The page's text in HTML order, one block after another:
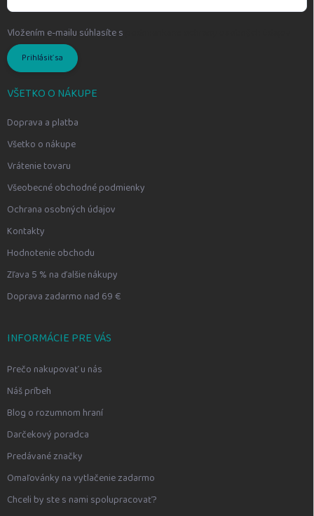
Vložením e-mailu súhlasíte s
Prihlásiť sa
VŠETKO O NÁKUPE
Doprava a platba
Všetko o nákupe
Vrátenie tovaru
Všeobecné obchodné podmienky
Ochrana osobných údajov
Kontakty
Hodnotenie obchodu
Zľava 5 % na ďalšie nákupy
Doprava zadarmo nad 69 €
INFORMÁCIE PRE VÁS
Prečo nakupovať u nás
Náš príbeh
Blog o rozumnom hraní
Darčekový poradca
Predávané značky
Omaľovánky na vytlačenie zadarmo
Chceli by ste s nami spolupracovať?